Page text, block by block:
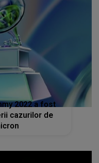
2022 a fost
cazurilor de